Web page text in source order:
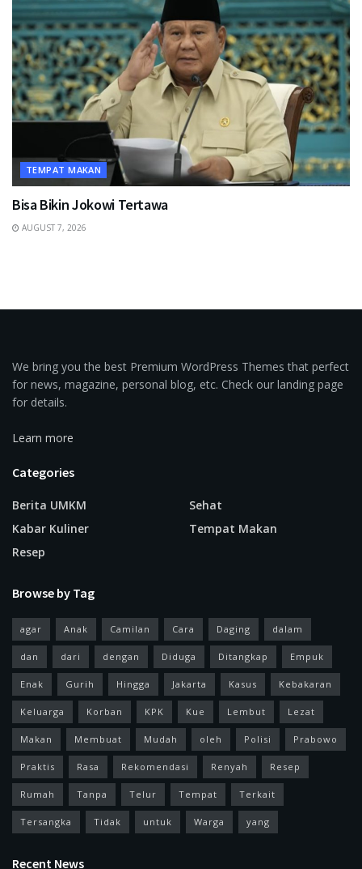
TEMPAT MAKAN
Bisa Bikin Jokowi Tertawa
AUGUST 7, 2026
We bring you the best Premium WordPress Themes that perfect
for news, magazine, personal blog, etc. Check our landing page
for details.
Learn more
Categories
Berita UMKM
Kabar Kuliner
Resep
Sehat
Tempat Makan
Browse by Tag
agar Anak Camilan Cara Daging dalam
dan dari dengan Diduga Ditangkap Empuk
Enak Gurih Hingga Jakarta Kasus Kebakaran
Keluarga Korban KPK Kue Lembut Lezat
Makan Membuat Mudah oleh Polisi Prabowo
Praktis Rasa Rekomendasi Renyah Resep
Rumah Tanpa Telur Tempat Terkait
Tersangka Tidak untuk Warga yang
Recent News